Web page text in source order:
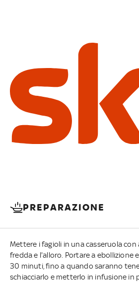
PREPARAZIONE
Mettere i fagioli in una casseruola
fredda e l'alloro. Portare a ebollizione
30 minuti, fino a quando saranno
schiacciarlo e metterlo in infusione in